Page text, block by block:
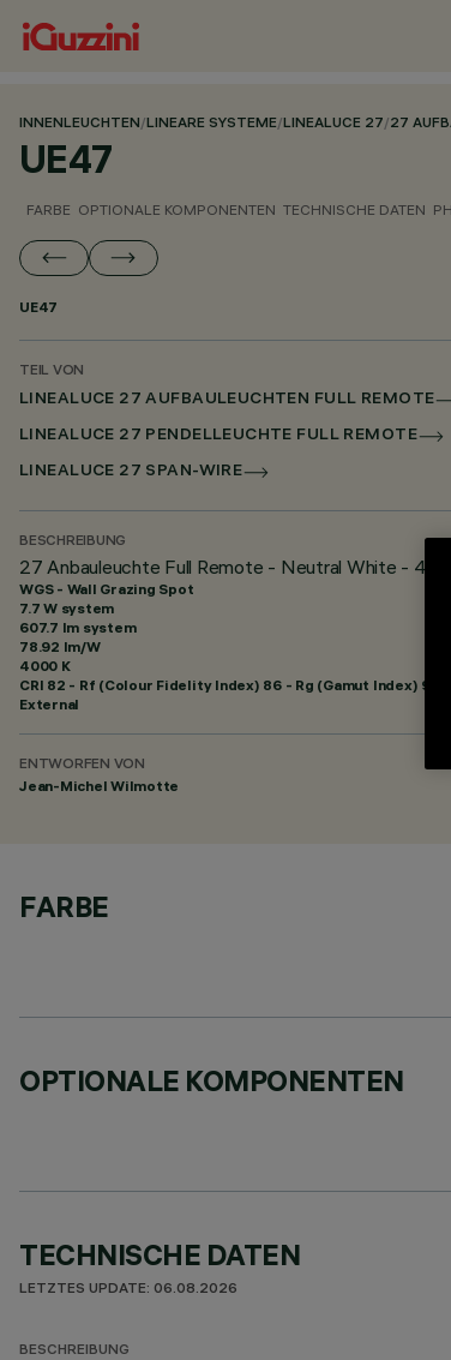
INNENLEUCHTEN/LINEARE SYSTEME/LINEALUCE 27/27
UE47
FARBE OPTIONALE KOMPONENTEN TECHNISCHE DATEN
UE47
TEIL VON
LINEALUCE 27 AUFBAULEUCHTEN FULL REMOTE
LINEALUCE 27 PENDELLEUCHTE FULL REMOTE
LINEALUCE 27 SPAN-WIRE
BESCHREIBUNG
27 Anbauleuchte Full Remote - Neutral White -
WGS - Wall Grazing Spot
7.7 W system
607.7 lm system
78.92 lm/W
4000 K
CRI 82 - Rf (Colour Fidelity Index) 86 - Rg (Gamut Index) 95
External
ENTWORFEN VON
Jean-Michel Wilmotte
FARBE
OPTIONALE KOMPONENTEN
TECHNISCHE DATEN
LETZTES UPDATE: 06.08.2026
BESCHREIBUNG